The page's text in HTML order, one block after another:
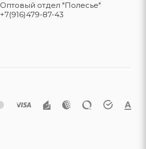
Оптовый отдел "Полесье"
+7(916)479-87-43